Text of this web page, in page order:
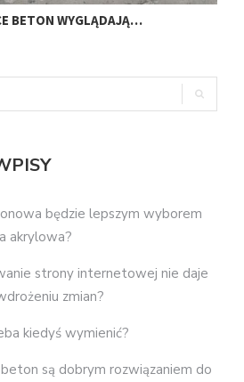
BETON WYGLĄDAJĄ…
będzie lepszym wyborem
akrylowa?
strony internetowej nie daje
zmian?
kiedyś wymienić?
są dobrym rozwiązaniem do